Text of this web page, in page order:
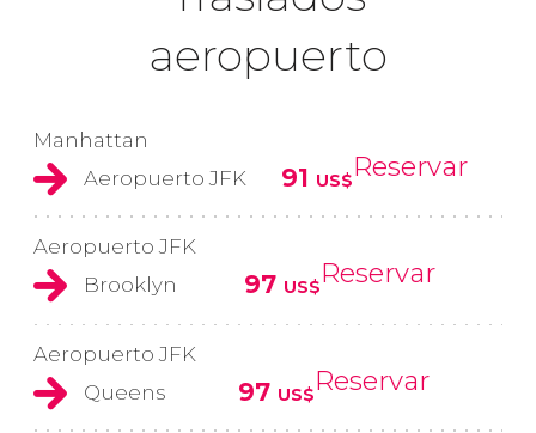
aeropuerto
Manhattan
Aeropuerto JFK
91 US$Reservar
Aeropuerto JFK
Brooklyn
97 US$Reservar
Aeropuerto JFK
Queens
97 US$Reservar